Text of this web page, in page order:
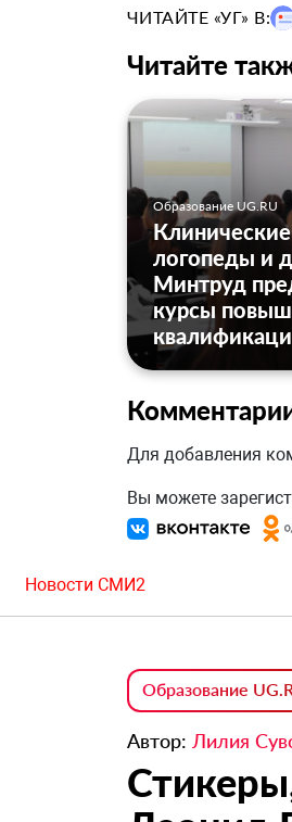
ЧИТАЙТЕ «УГ» В:
Читайте
Образование UG.RU
логопеды и
Минтруд
курсы
Для добавления
Вы можете
Новости СМИ2
Образование
Автор: Лилия